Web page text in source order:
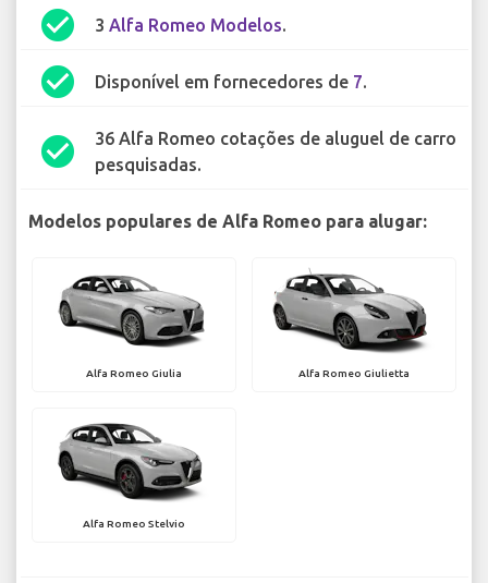
check_circle 3 Alfa Romeo Modelos.
check_circle Disponível em fornecedores de 7.
check_circle
36 Alfa Romeo cotações de aluguel de carro
pesquisadas.
Modelos populares de Alfa Romeo para alugar:
Alfa Romeo Giulia Alfa Romeo Giulietta
Alfa Romeo Stelvio